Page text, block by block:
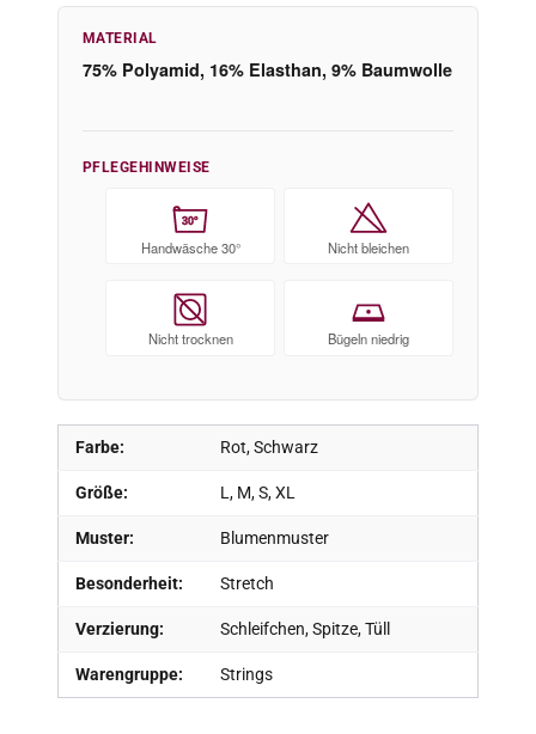
Farbe: Rot, Schwarz
Größe: L, M, S, XL
Muster: Blumenmuster
Besonderheit: Stretch
Verzierung: Schleifchen, Spitze, Tüll
Warengruppe: Strings
MATERIAL
75% Polyamid, 16% Elasthan, 9% Baumwolle
PFLEGEHINWEISE
30°
Handwäsche 30° Nicht bleichen
Nicht trocknen Bügeln niedrig